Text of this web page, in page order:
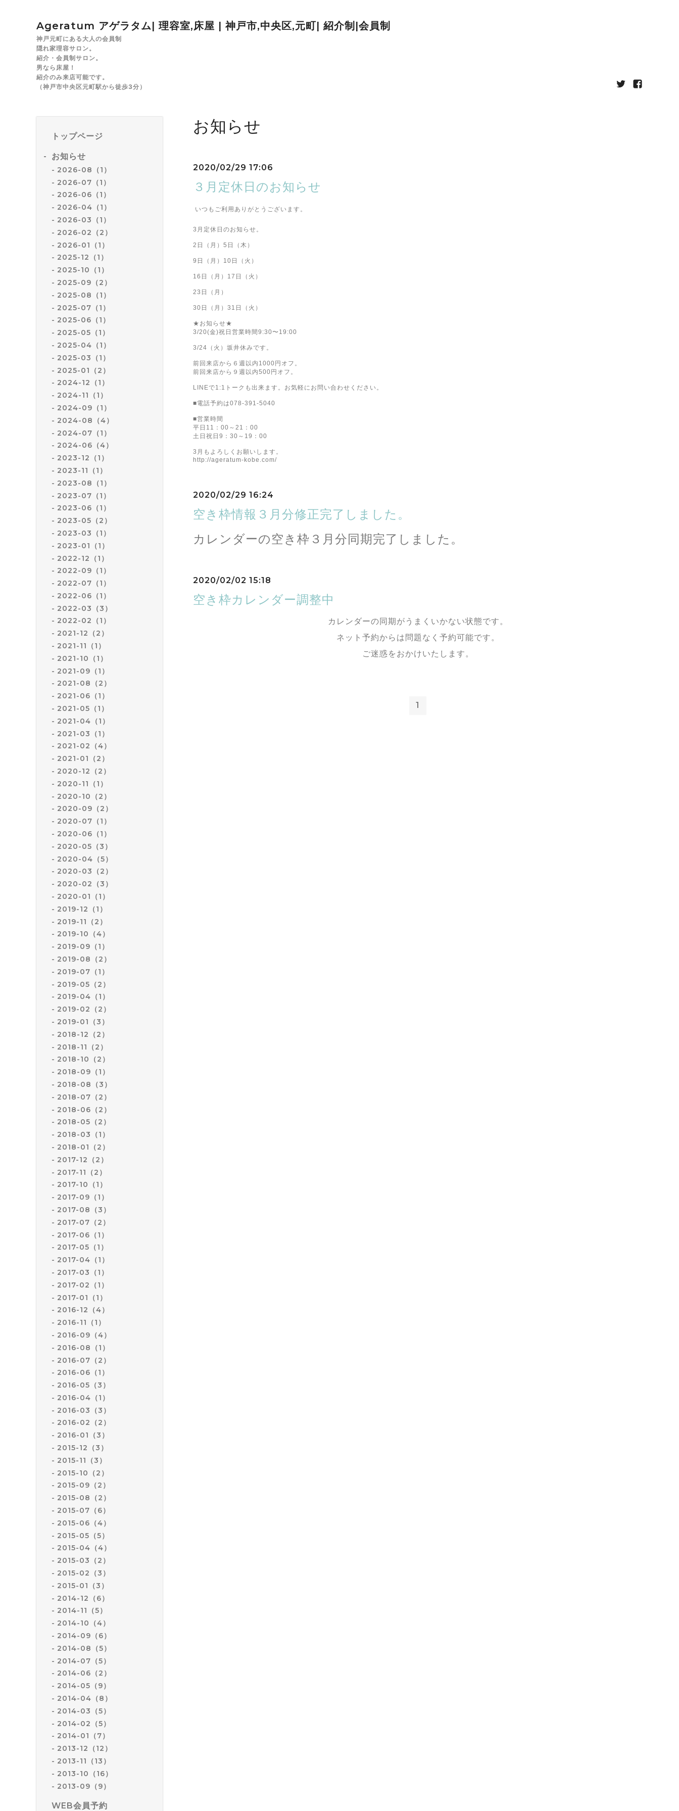
Ageratum アゲラタム| 理容室,床屋 | 神戸市,中央区,元町| 紹介制|会員制
神戸元町にある大人の会員制
隠れ家理容サロン。
紹介・会員制サロン。
男なら床屋！
紹介のみ来店可能です。
（神戸市中央区元町駅から徒歩3分）
トップページ
お知らせ
2026-08（1）
2026-07（1）
2026-06（1）
2026-04（1）
2026-03（1）
2026-02（2）
2026-01（1）
2025-12（1）
2025-10（1）
2025-09（2）
2025-08（1）
2025-07（1）
2025-06（1）
2025-05（1）
2025-04（1）
2025-03（1）
2025-01（2）
2024-12（1）
2024-11（1）
2024-09（1）
2024-08（4）
2024-07（1）
2024-06（4）
2023-12（1）
2023-11（1）
2023-08（1）
2023-07（1）
2023-06（1）
2023-05（2）
2023-03（1）
2023-01（1）
2022-12（1）
2022-09（1）
2022-07（1）
2022-06（1）
2022-03（3）
2022-02（1）
2021-12（2）
2021-11（1）
2021-10（1）
2021-09（1）
2021-08（2）
2021-06（1）
2021-05（1）
2021-04（1）
2021-03（1）
2021-02（4）
2021-01（2）
2020-12（2）
2020-11（1）
2020-10（2）
2020-09（2）
2020-07（1）
2020-06（1）
2020-05（3）
2020-04（5）
2020-03（2）
2020-02（3）
2020-01（1）
2019-12（1）
2019-11（2）
2019-10（4）
2019-09（1）
2019-08（2）
2019-07（1）
2019-05（2）
2019-04（1）
2019-02（2）
2019-01（3）
2018-12（2）
2018-11（2）
2018-10（2）
2018-09（1）
2018-08（3）
2018-07（2）
2018-06（2）
2018-05（2）
2018-03（1）
2018-01（2）
2017-12（2）
2017-11（2）
2017-10（1）
2017-09（1）
2017-08（3）
2017-07（2）
2017-06（1）
2017-05（1）
2017-04（1）
2017-03（1）
2017-02（1）
2017-01（1）
2016-12（4）
2016-11（1）
2016-09（4）
2016-08（1）
2016-07（2）
2016-06（1）
2016-05（3）
2016-04（1）
2016-03（3）
2016-02（2）
2016-01（3）
2015-12（3）
2015-11（3）
2015-10（2）
2015-09（2）
2015-08（2）
2015-07（6）
2015-06（4）
2015-05（5）
2015-04（4）
2015-03（2）
2015-02（3）
2015-01（3）
2014-12（6）
2014-11（5）
2014-10（4）
2014-09（6）
2014-08（5）
2014-07（5）
2014-06（2）
2014-05（9）
2014-04（8）
2014-03（5）
2014-02（5）
2014-01（7）
2013-12（12）
2013-11（13）
2013-10（16）
2013-09（9）
WEB会員予約
お知らせ
2020/02/29 17:06
３月定休日のお知らせ
いつもご利用ありがとうございます。
3月定休日のお知らせ。
2日（月）5日（木）
9日（月）10日（火）
16日（月）17日（火）
23日（月）
30日（月）31日（火）
★お知らせ★
3/20(金)祝日営業時間9:30〜19:00
3/24（火）坂井休みです。
前回来店から６週以内1000円オフ。
前回来店から９週以内500円オフ。
LINEで1:1トークも出来ます。お気軽にお問い合わせください。
■電話予約は078-391-5040
■営業時間
平日11：00～21：00
土日祝日9：30～19：00
3月もよろしくお願いします。
http://ageratum-kobe.com/
2020/02/29 16:24
空き枠情報３月分修正完了しました。
カレンダーの空き枠３月分同期完了しました。
2020/02/02 15:18
空き枠カレンダー調整中
カレンダーの同期がうまくいかない状態です。
ネット予約からは問題なく予約可能です。
ご迷惑をおかけいたします。
1